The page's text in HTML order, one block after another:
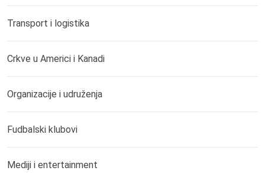
Transport i logistika
Crkve u Americi i Kanadi
Organizacije i udruženja
Fudbalski klubovi
Mediji i entertainment